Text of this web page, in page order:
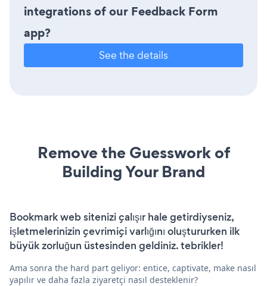
integrations of our Feedback Form
app?
See the details
Remove the Guesswork of
Building Your Brand
Bookmark web sitenizi çalışır hale getirdiyseniz,
işletmelerinizin çevrimiçi varlığını oluştururken ilk
büyük zorluğun üstesinden geldiniz. tebrikler!
Ama sonra the hard part geliyor: entice, captivate, make nasıl
yapılır ve daha fazla ziyaretçi nasıl desteklenir?